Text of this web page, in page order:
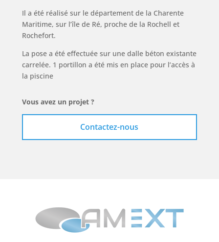
Il a été réalisé sur le département de la Charente
Maritime, sur l’île de Ré, proche de la Rochell et
Rochefort.
La pose a été effectuée sur une dalle béton existante
carrelée. 1 portillon a été mis en place pour l’accès à
la piscine
Vous avez un projet ?
Contactez-nous